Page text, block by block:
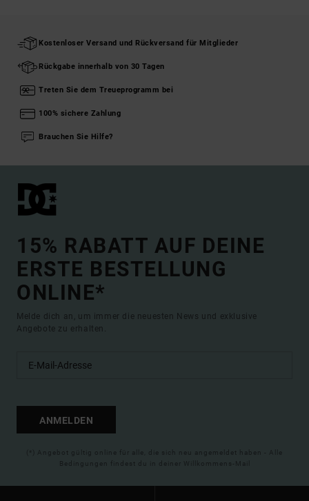
Kostenloser Versand und Rückversand für Mitglieder
Rückgabe innerhalb von 30 Tagen
Treten Sie dem Treueprogramm bei
100% sichere Zahlung
Brauchen Sie Hilfe?
15% RABATT AUF DEINE
ERSTE BESTELLUNG
ONLINE*
Melde dich an, um immer die neuesten News und exklusive
Angebote zu erhalten.
ANMELDEN
(*) Angebot gültig online für alle, die sich neu angemeldet haben - Alle
Bedingungen findest du in deiner Willkommens-Mail